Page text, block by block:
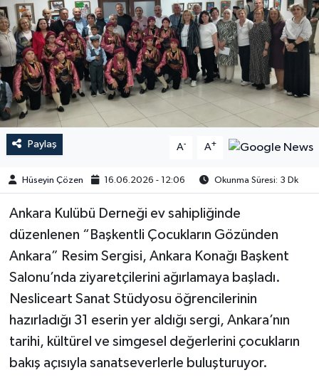
Paylaş A- A+
Hüseyin Çözen 16.06.2026 - 12:06 Okunma Süresi: 3 Dk
Ankara Kulübü Derneği ev sahipliğinde
düzenlenen “Başkentli Çocukların Gözünden
Ankara” Resim Sergisi, Ankara Konağı Başkent
Salonu’nda ziyaretçilerini ağırlamaya başladı.
Nesliceart Sanat Stüdyosu öğrencilerinin
hazırladığı 31 eserin yer aldığı sergi, Ankara’nın
tarihi, kültürel ve simgesel değerlerini çocukların
bakış açısıyla sanatseverlerle buluşturuyor.